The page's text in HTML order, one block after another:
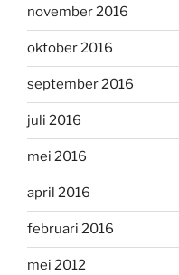
november 2016
oktober 2016
september 2016
juli 2016
mei 2016
april 2016
februari 2016
mei 2012